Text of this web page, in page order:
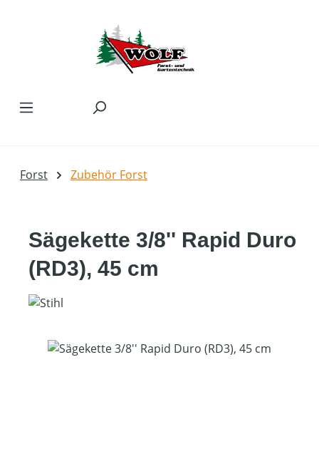
Forst Zubehör Forst
Sägekette 3/8'' Rapid Duro
(RD3), 45 cm
Bildergalerie überspringen